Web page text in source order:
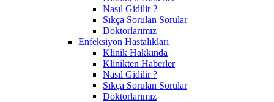
Nasıl Gidilir ?
Sıkça Sorulan Sorular
Doktorlarımız
Enfeksiyon Hastalıkları
Klinik Hakkında
Klinikten Haberler
Nasıl Gidilir ?
Sıkça Sorulan Sorular
Doktorlarımız